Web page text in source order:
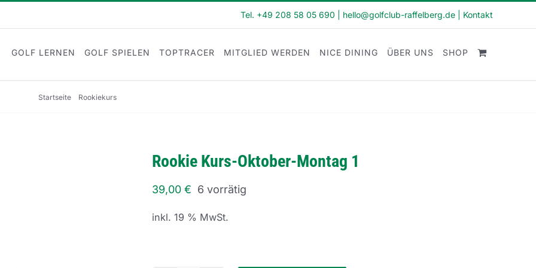
Tel. +49 208 58 05 690 hello@golfclub-raffelberg.de Kontakt
GOLF LERNEN GOLF SPIELEN TOPTRACER MITGLIED WERDEN NICE DINING ÜBER UNS SHOP
Startseite Rookiekurs
Rookie Kurs-Oktober-Montag 1
39,00 € 6 vorrätig
inkl. 19 % MwSt.